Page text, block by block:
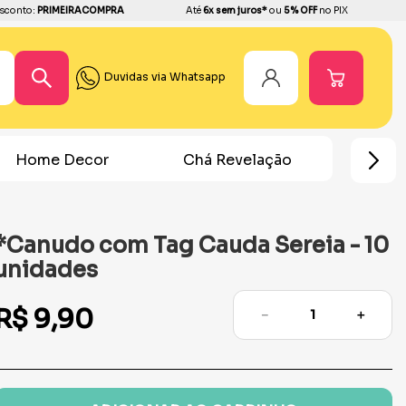
PRIMEIRACOMPRA Até6x sem juros*ou 5% OFFno PIX
Duvidas via Whatsapp
Home Decor Chá Revelação Festa
com Tag Cauda Sereia - 10
9,90 ＋
－